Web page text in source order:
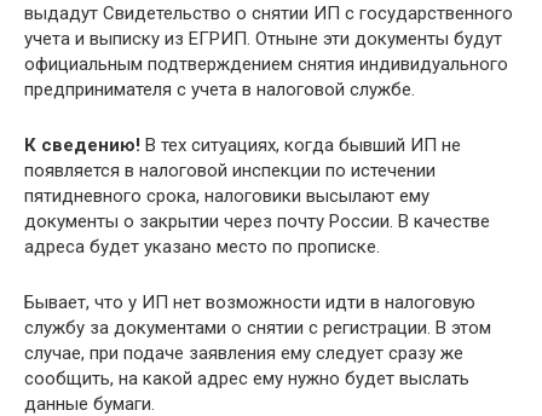
выдадут Свидетельство о снятии ИП с государственного
учета и выписку из ЕГРИП. Отныне эти документы будут
официальным подтверждением снятия индивидуального
предпринимателя с учета в налоговой службе.
К сведению! В тех ситуациях, когда бывший ИП не
появляется в налоговой инспекции по истечении
пятидневного срока, налоговики высылают ему
документы о закрытии через почту России. В качестве
адреса будет указано место по прописке.
Бывает, что у ИП нет возможности идти в налоговую
службу за документами о снятии с регистрации. В этом
случае, при подаче заявления ему следует сразу же
сообщить, на какой адрес ему нужно будет выслать
данные бумаги.